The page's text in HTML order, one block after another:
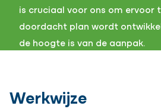
is cruciaal voor ons om ervoor
doordacht plan wordt
de hoogte is van de aanpak.
Werkwijze